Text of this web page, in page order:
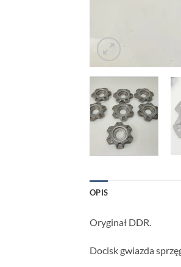
OPIS
Oryginał DDR.
Docisk gwiazda